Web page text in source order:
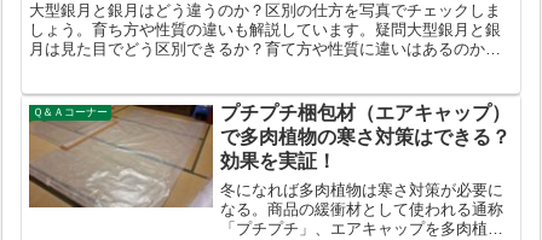
大型銀月と銀月はどう違うのか？区別の仕方を写真でチェックしま
しょう。育ち方や性質の違いも解説しています。疑問大型銀月と銀
月は見た目でどう区別できるか？育て方や性質に違いはあるのか？
Ｑ＆Ａコーナー
プチプチ梱包材（エアキャップ）
で多肉植物の寒さ対策はできる？
効果を実証！
冬になれば多肉植物は寒さ対策が必要に
なる。商品の緩衝材として使われる通称
「プチプチ」、エアキャップを多肉植物